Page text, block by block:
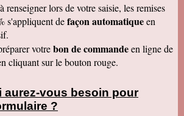
DVD hier. Merci beaucoup, j'aurai
à vous envoyer dont du super8.
les fichiers se sont ouverts.
le chèque de remboursement. Il est
vos coordonnées aux
renseigner lors de votre saisie, les remises
s'appliquent defaçon automatiqueen
votrebon de commandeen ligne de
cliquant sur le bouton rouge.
aurez-vous besoin pour
?